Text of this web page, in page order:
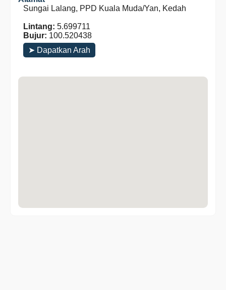
Sungai Lalang, PPD Kuala Muda/Yan, Kedah
Lintang: 5.699711
Bujur: 100.520438
➤ Dapatkan Arah